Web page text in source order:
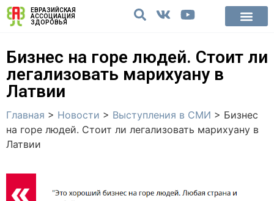
ЕВРАЗИЙСКАЯ
АССОЦИАЦИЯ
ЗДОРОВЬЯ
Бизнес на горе людей. Стоит ли
легализовать марихуану в
Латвии
Главная > Новости > Выступления в СМИ > Бизнес
на горе людей. Стоит ли легализовать марихуану в
Латвии